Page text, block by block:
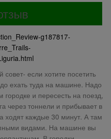
g187817-
если хотите посетить
ехать туда на машине. Надо
и пересесть на поезд,
через тоннели и прибывает в
ходят каждые 30 минут. А там
видами. На машине вы